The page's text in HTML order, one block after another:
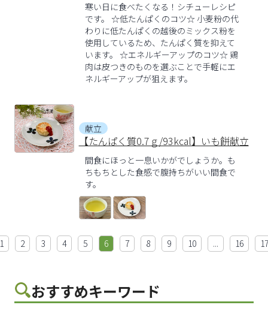
寒い日に食べたくなる！シチューレシピ
です。 ☆低たんぱくのコツ☆ 小麦粉の代
わりに低たんぱくの越後のミックス粉を
使用しているため、たんぱく質を抑えて
います。 ☆エネルギーアップのコツ☆ 鶏
肉は皮つきのものを選ぶことで手軽にエ
ネルギーアップが狙えます。
献立
【たんぱく質0.7ｇ/93kcal】いも餅献立
間食にほっと一息いかがでしょうか。も
ちもちとした食感で腹持ちがいい間食で
す。
1 2 3 4 5 6 7 8 9 10 ... 16 17
おすすめキーワード